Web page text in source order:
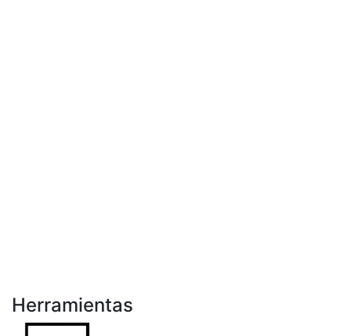
Herramientas